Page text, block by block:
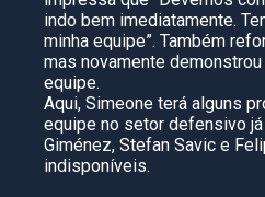
indo bem imediatamente.
minha equipe”. Também
mas novamente
equipe.
Aqui, Simeone terá alguns
equipe no setor defensivo
Giménez, Stefan Savic e
indisponíveis.